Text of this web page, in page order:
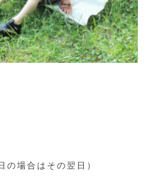
の場合はその翌日）